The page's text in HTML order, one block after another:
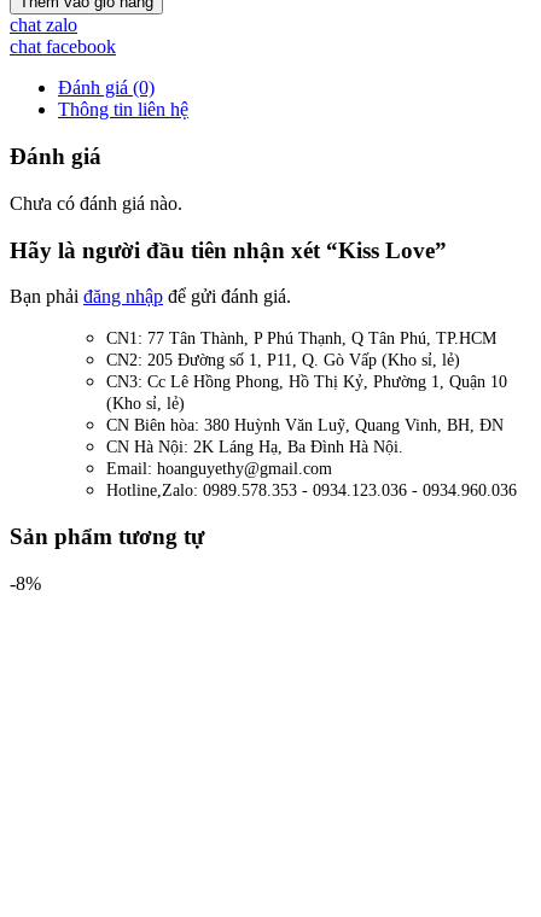
chat zalo
chat facebook
Đánh giá (0)
Thông tin liên hệ
Đánh giá
Chưa có đánh giá nào.
Hãy là người đầu tiên nhận xét “Kiss Love”
Bạn phải đăng nhập để gửi đánh giá.
CN1: 77 Tân Thành, P Phú Thạnh, Q Tân Phú, TP.HCM
CN2: 205 Đường số 1, P11, Q. Gò Vấp (Kho sỉ, lẻ)
CN3: Cc Lê Hồng Phong, Hồ Thị Kỷ, Phường 1, Quận 10
(Kho sỉ, lẻ)
CN Biên hòa: 380 Huỳnh Văn Luỹ, Quang Vinh, BH, ĐN
CN Hà Nội: 2K Láng Hạ, Ba Đình Hà Nội.
Email: hoanguyethy@gmail.com
Hotline,Zalo: 0989.578.353 - 0934.123.036 - 0934.960.036
Sản phẩm tương tự
-8%